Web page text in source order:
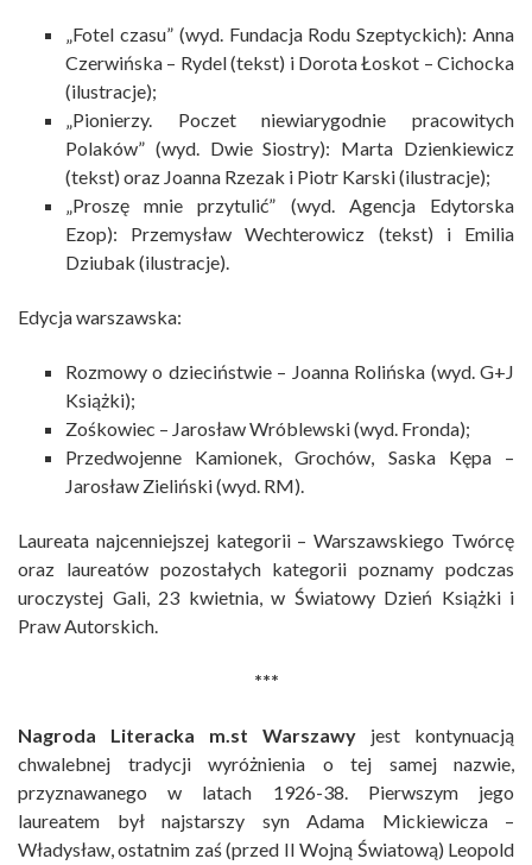
„Fotel czasu” (wyd. Fundacja Rodu Szeptyckich): Anna
Czerwińska – Rydel (tekst) i Dorota Łoskot – Cichocka
(ilustracje);
„Pionierzy. Poczet niewiarygodnie pracowitych
Polaków” (wyd. Dwie Siostry): Marta Dzienkiewicz
(tekst) oraz Joanna Rzezak i Piotr Karski (ilustracje);
„Proszę mnie przytulić” (wyd. Agencja Edytorska
Ezop): Przemysław Wechterowicz (tekst) i Emilia
Dziubak (ilustracje).
Edycja warszawska:
Rozmowy o dzieciństwie– Joanna Rolińska (wyd. G+J
Książki);
Zośkowiec – Jarosław Wróblewski (wyd. Fronda);
Przedwojenne Kamionek, Grochów, Saska Kępa–
Jarosław Zieliński (wyd. RM).
Laureata najcenniejszej kategorii – Warszawskiego Twórcę
oraz laureatów pozostałych kategorii poznamy podczas
uroczystej Gali, 23 kwietnia, w Światowy Dzień Książki i
Praw Autorskich.
***
Nagroda Literacka m.st Warszawy jest kontynuacją
chwalebnej tradycji wyróżnienia o tej samej nazwie,
przyznawanego w latach 1926-38. Pierwszym jego
laureatem był najstarszy syn Adama Mickiewicza –
Władysław, ostatnim zaś (przed II Wojną Światową) Leopold